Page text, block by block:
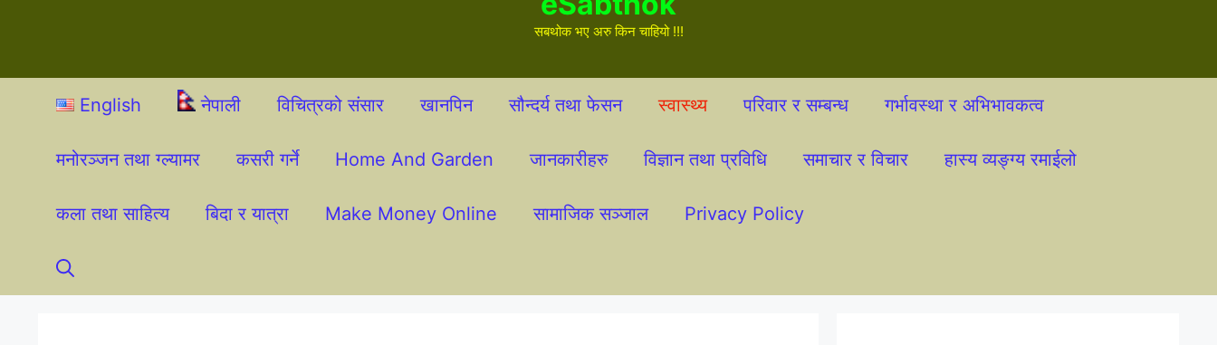
सबथोक भए अरु किन चाहियो !!!
English नेपाली विचित्रको संसार खानपिन सौन्दर्य तथा फेसन स्वास्थ्य परिवार र सम्बन्ध गर्भावस्था र अभिभावकत्व
मनोरञ्जन तथा ग्ल्यामर कसरी गर्ने Home And Garden जानकारीहरु विज्ञान तथा प्रविधि समाचार र विचार हास्य व्यङ्ग्य रमाईलो
कला तथा साहित्य बिदा र यात्रा Make Money Online सामाजिक सञ्जाल Privacy Policy